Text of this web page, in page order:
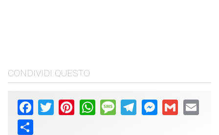
CONDIVIDI QUESTO
Facebook
Twitter PinterestWhatsAppMessageTelegramMessenger
Gmail Email
Share